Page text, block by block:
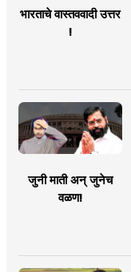
भारताचे वास्तववादी उत्तर
!
जुनी माती अन् जुनेच
वळण!